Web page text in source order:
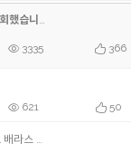
(사진 후기)
366
3335
50
621
40대 탈모남(사진 첨부) 성공담 각종 어려운 상황속 해냈어요 배라스 코치님들과 CS에 너무감사합니다